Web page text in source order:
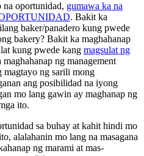
na oportunidad, gumawa ka na
. Bakit ka
baker/panadero kung pwede
bakery? Bakit ka maghahanap
kung pwede kang magsulat ng
ng management
magtayo ng sarili mong
ang posibilidad na iyong
mo lang gawin ay maghanap ng
ito.
sa buhay at kahit hindi mo
alalahanin mo lang na masagana
ng marami at mas-